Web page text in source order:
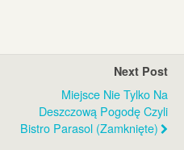
Next Post
Miejsce Nie Tylko Na
Deszczową Pogodę Czyli
Bistro Parasol (zamknięte)